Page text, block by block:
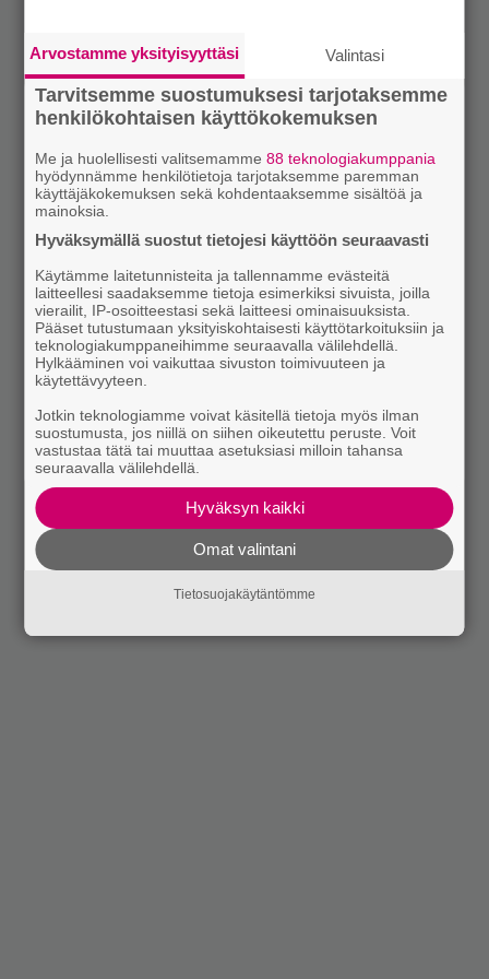
Arvostamme yksityisyyttäsi Valintasi
Tarvitsemme suostumuksesi tarjotaksemme
henkilökohtaisen käyttökokemuksen
Me ja huolellisesti valitsemamme88 teknologiakumppania
hyödynnämme henkilötietoja tarjotaksemme paremman
käyttäjäkokemuksen sekä kohdentaaksemme sisältöä ja
mainoksia.
Hyväksymällä suostut tietojesi käyttöön seuraavasti
Käytämme laitetunnisteita ja tallennamme evästeitä
laitteellesi saadaksemme tietoja esimerkiksi sivuista, joilla
vierailit, IP-osoitteestasi sekä laitteesi ominaisuuksista.
Pääset tutustumaan yksityiskohtaisesti käyttötarkoituksiin ja
teknologiakumppaneihimme seuraavalla välilehdellä.
Hylkääminen voi vaikuttaa sivuston toimivuuteen ja
käytettävyyteen.
Jotkin teknologiamme voivat käsitellä tietoja myös ilman
suostumusta, jos niillä on siihen oikeutettu peruste. Voit
vastustaa tätä tai muuttaa asetuksiasi milloin tahansa
seuraavalla välilehdellä.
Hyväksyn kaikki
Omat valintani
Tietosuojakäytäntömme